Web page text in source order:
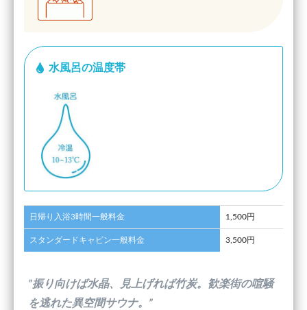
水風呂の温度帯
日帰り入浴3時間一般料金 1,500円
スタンダードキャビン一般料金 3,500円
”振り向けば水晶、見上げれば竹炭。歓楽街の喧騒
を逃れた異空間サウナ。”